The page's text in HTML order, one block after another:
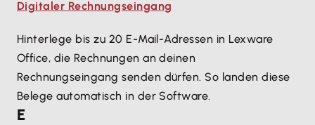
Digitaler Rechnungseingang
Hinterlege bis zu 20 E-Mail-Adressen in Lexware
Office, die Rechnungen an deinen
Rechnungseingang senden dürfen. So landen diese
Belege automatisch in der Software.
E